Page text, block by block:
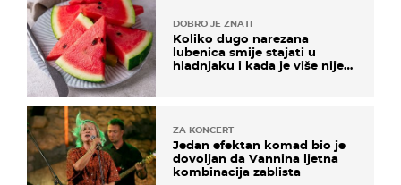
DOBRO JE ZNATI
Koliko dugo narezana
lubenica smije stajati u
hladnjaku i kada je više nije
ZA KONCERT
Jedan efektan komad bio je
dovoljan da Vannina ljetna
kombinacija zablista